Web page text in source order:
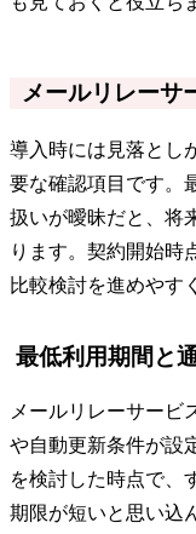
メールリレーサ
導入時には見落とし
要な確認項目です。
扱いが曖昧だと、将
ります。契約開始時
比較検討を進めやす
最低利用期間と
メールリレーサービ
や自動更新条件が設
を検討した時点で、
期限が短いと思い込